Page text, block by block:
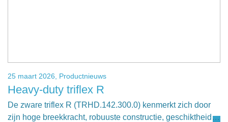
25 maart 2026, Productnieuws
Heavy-duty triflex R
De zware triflex R (TRHD.142.300.0) kenmerkt zich door
zijn hoge breekkracht, robuuste constructie, geschiktheid…